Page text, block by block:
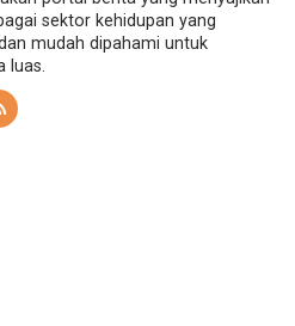
sektor kehidupan yang
mudah dipahami untuk
luas.